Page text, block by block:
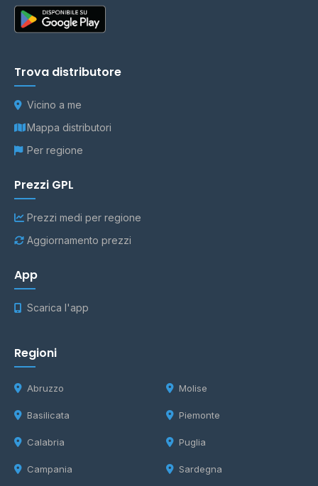
Trova distributore
Vicino a me
Mappa distributori
Per regione
Prezzi GPL
Prezzi medi per regione
Aggiornamento prezzi
App
Scarica l'app
Regioni
Abruzzo
Basilicata
Calabria
Campania
Molise
Piemonte
Puglia
Sardegna